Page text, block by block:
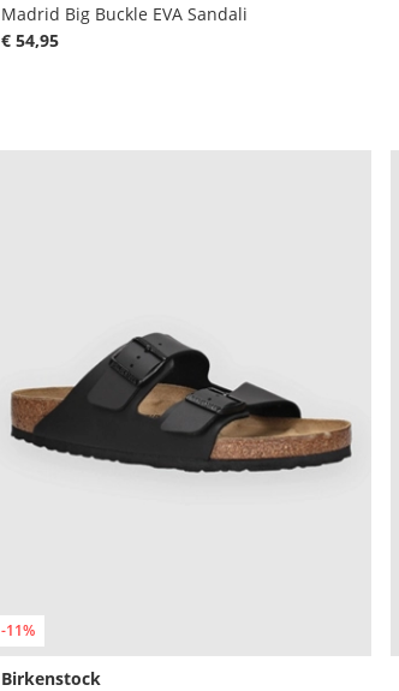
Madrid Big Buckle EVA Sandali
€ 54,95
-11%
Birkenstock